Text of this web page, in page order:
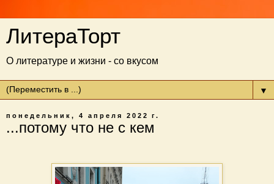
ЛитераТорт
О литературе и жизни - со вкусом
▼
понедельник, 4 апреля 2022 г.
...потому что не с кем